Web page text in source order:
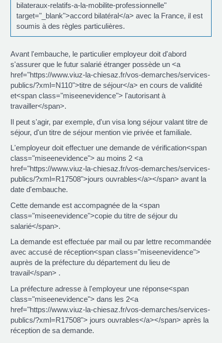
bilateraux-relatifs-a-la-mobilite-professionnelle"
target="_blank">accord bilatéral</a> avec la France, il est
soumis à des règles particulières.
Avant l'embauche, le particulier employeur doit d'abord
s'assurer que le futur salarié étranger possède un <a
href="https://www.viuz-la-chiesaz.fr/vos-demarches/services-
publics/?xml=N110">titre de séjour</a> en cours de validité
et<span class="miseenevidence"> l'autorisant à
travailler</span>.
Il peut s'agir, par exemple, d'un visa long séjour valant titre de
séjour, d'un titre de séjour mention vie privée et familiale.
L'employeur doit effectuer une demande de vérification<span
class="miseenevidence"> au moins 2 <a
href="https://www.viuz-la-chiesaz.fr/vos-demarches/services-
publics/?xml=R17508">jours ouvrables</a></span> avant la
date d'embauche.
Cette demande est accompagnée de la <span
class="miseenevidence">copie du titre de séjour du
salarié</span>.
La demande est effectuée par mail ou par lettre recommandée
avec accusé de réception<span class="miseenevidence">
auprès de la préfecture du département du lieu de
travail</span> .
La préfecture adresse à l'employeur une réponse<span
class="miseenevidence"> dans les 2<a
href="https://www.viuz-la-chiesaz.fr/vos-demarches/services-
publics/?xml=R17508"> jours ouvrables</a></span> après la
réception de sa demande.